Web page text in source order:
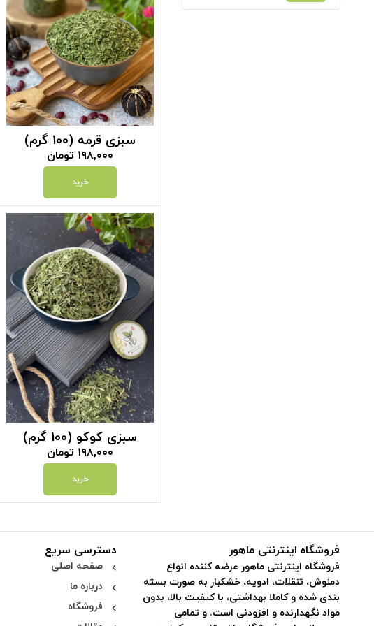
سبزی قرمه (100 گرم)
۱۹۸,۰۰۰ تومان
خرید
سبزی کوکو (100 گرم)
۱۹۸,۰۰۰ تومان
خرید
دسترسی سریع
صفحه اصلی
درباره ما
فروشگاه
فروشگاه اینترنتی ماهور
فروشگاه اینترنتی ماهور عرضه کننده انواع
دمنوش، تنقلات، ادویه، خشکبار به صورت بسته
بندی شده و کاملا بهداشتی، با کیفیت بالا، بدون
مواد نگهدارنده و افزودنی است. و تمامی